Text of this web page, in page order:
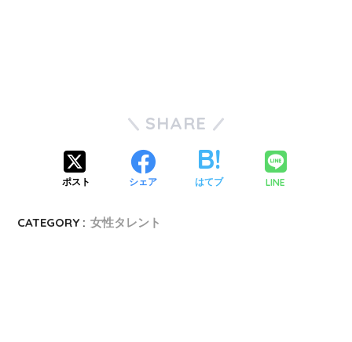
SHARE
ポスト シェア はてブ LINE
CATEGORY : 女性タレント